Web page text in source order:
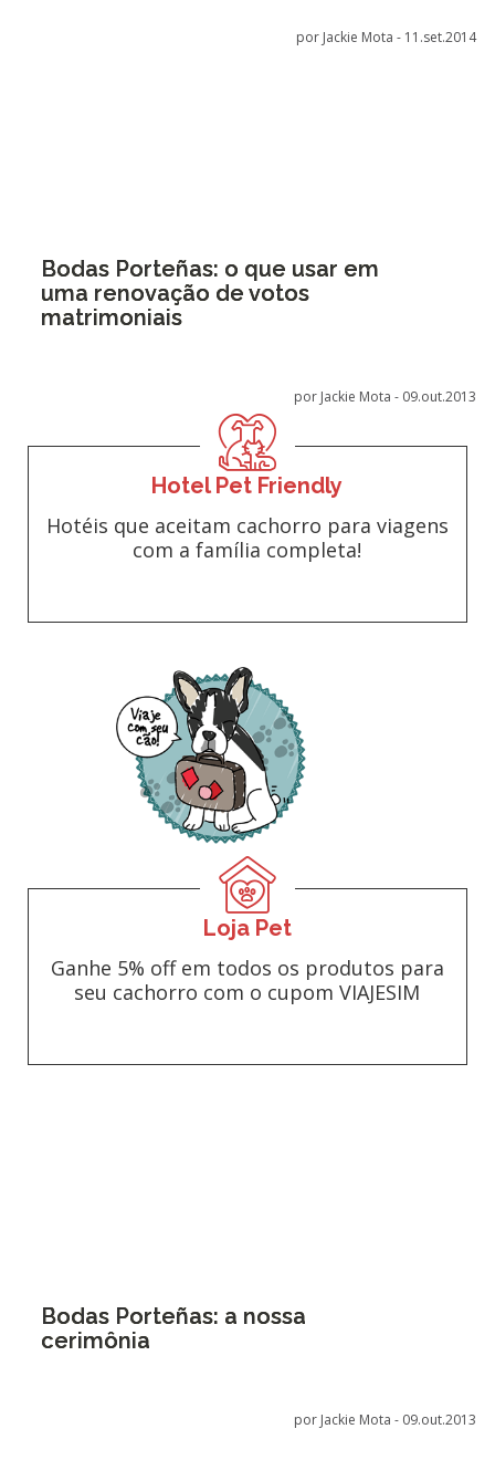
por Jackie Mota - 11.set.2014
Bodas Porteñas: o que usar em
uma renovação de votos
matrimoniais
por Jackie Mota - 09.out.2013
Hotel Pet Friendly
Hotéis que aceitam cachorro para viagens
com a família completa!
Loja Pet
Ganhe 5% off em todos os produtos para
seu cachorro com o cupom VIAJESIM
Bodas Porteñas: a nossa
cerimônia
por Jackie Mota - 09.out.2013